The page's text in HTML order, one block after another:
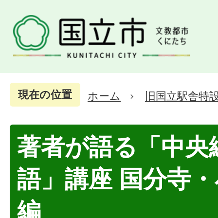
現在の位置 ホーム 旧国立駅舎特
著者が語る「中央
語」講座 国分寺
編